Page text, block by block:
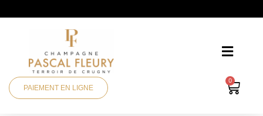
PAIEMENT EN LIGNE
0